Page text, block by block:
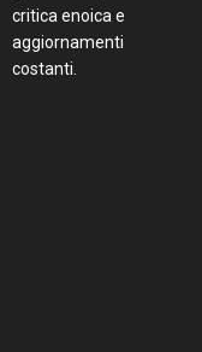
critica enoica e
aggiornamenti
costanti.